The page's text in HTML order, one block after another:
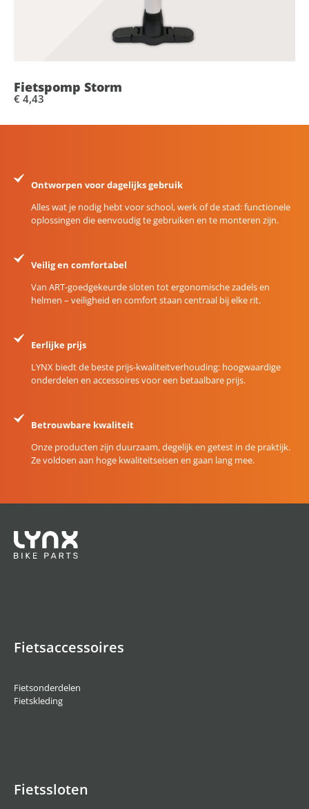
Fietspomp Storm
€ 4,43
Ontworpen voor dagelijks gebruik
Alles wat je nodig hebt voor school, werk of de stad: functionele
oplossingen die eenvoudig te gebruiken en te monteren zijn.
Veilig en comfortabel
Van ART-goedgekeurde sloten tot ergonomische zadels en
helmen – veiligheid en comfort staan centraal bij elke rit.
Eerlijke prijs
LYNX biedt de beste prijs-kwaliteitverhouding: hoogwaardige
onderdelen en accessoires voor een betaalbare prijs.
Betrouwbare kwaliteit
Onze producten zijn duurzaam, degelijk en getest in de praktijk.
Ze voldoen aan hoge kwaliteitseisen en gaan lang mee.
Fietsaccessoires
Fietsonderdelen
Fietskleding
Fietssloten